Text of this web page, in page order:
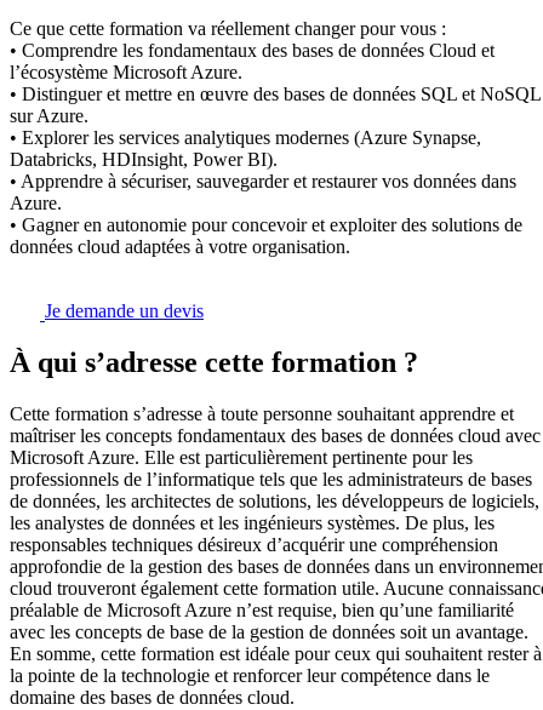
Ce que cette formation va réellement changer pour vous :
• Comprendre les fondamentaux des bases de données Cloud et
l’écosystème Microsoft Azure.
• Distinguer et mettre en œuvre des bases de données SQL et NoSQL
sur Azure.
• Explorer les services analytiques modernes (Azure Synapse,
Databricks, HDInsight, Power BI).
• Apprendre à sécuriser, sauvegarder et restaurer vos données dans
Azure.
• Gagner en autonomie pour concevoir et exploiter des solutions de
données cloud adaptées à votre organisation.
Je demande un devis
À qui s’adresse cette formation ?
Cette formation s’adresse à toute personne souhaitant apprendre et
maîtriser les concepts fondamentaux des bases de données cloud avec
Microsoft Azure. Elle est particulièrement pertinente pour les
professionnels de l’informatique tels que les administrateurs de bases
de données, les architectes de solutions, les développeurs de logiciels,
les analystes de données et les ingénieurs systèmes. De plus, les
responsables techniques désireux d’acquérir une compréhension
approfondie de la gestion des bases de données dans un
cloud trouveront également cette formation utile. Aucune
préalable de Microsoft Azure n’est requise, bien qu’une familiarité
avec les concepts de base de la gestion de données soit un avantage.
En somme, cette formation est idéale pour ceux qui souhaitent rester à
la pointe de la technologie et renforcer leur compétence dans le
domaine des bases de données cloud.